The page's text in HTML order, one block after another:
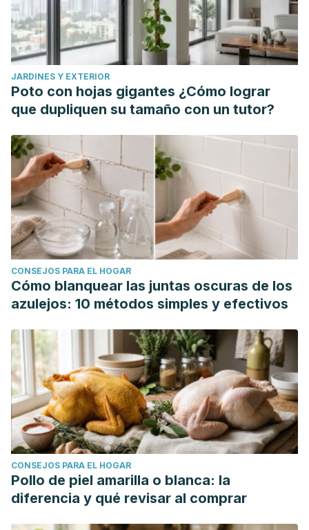
JARDINES Y EXTERIOR
Poto con hojas gigantes ¿Cómo lograr
que dupliquen su tamaño con un tutor?
CONSEJOS PARA EL HOGAR
Cómo blanquear las juntas oscuras de los
azulejos: 10 métodos simples y efectivos
CONSEJOS PARA EL HOGAR
Pollo de piel amarilla o blanca: la
diferencia y qué revisar al comprar